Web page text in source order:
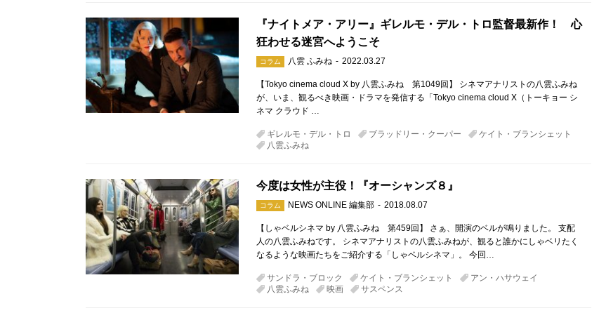
『ナイトメア・アリー』ギレルモ・デル・トロ監督最新作！ 心
狂わせる迷宮へようこそ
コラム 八雲 ふみね 2022.03.27
【Tokyo cinema cloud X by 八雲ふみね 第1049回】 シネマアナリストの八雲ふみね
が、いま、観るべき映画・ドラマを発信する「Tokyo cinema cloud X（トーキョー シ
ネマ クラウド …
ギレルモ・デル・トロ ブラッドリー・クーパー
ケイト・ブランシェット
八雲ふみね
今度は女性が主役！『オーシャンズ８』
コラム NEWS ONLINE 編集部 2018.08.07
【しゃベルシネマ by 八雲ふみね 第459回】 さぁ、開演のベルが鳴りました。 支配
人の八雲ふみねです。 シネマアナリストの八雲ふみねが、観ると誰かにしゃベリたく
なるような映画たちをご紹介する「しゃベルシネマ」。 今回…
サンドラ・ブロック ケイト・ブランシェット
アン・ハサウェイ
八雲ふみね
映画 サスペンス